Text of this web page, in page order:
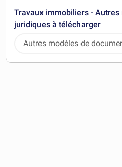
Travaux immobiliers -
juridiques à télécharger
Autres modèles de
télécharger